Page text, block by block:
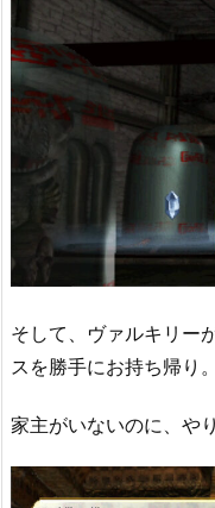
そして、ヴァルキリー
スを勝手にお持ち帰り。
家主がいないのに、や